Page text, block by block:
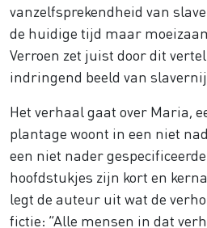
vanzelfsprekendheid van
de huidige tijd maar
Verroen zet juist door dit
indringend beeld van slavernij
Het verhaal gaat over Maria,
plantage woont in een niet
een niet nader
hoofdstukjes zijn kort en
legt de auteur uit wat de
fictie: “Alle mensen in dat